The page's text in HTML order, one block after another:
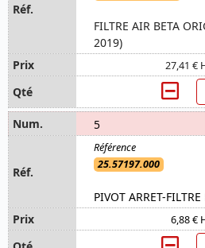
FILTRE AIR BETA
2019)
27,41 €
5
25.57197.000
PIVOT ARRET-FILTRE
6,88 €